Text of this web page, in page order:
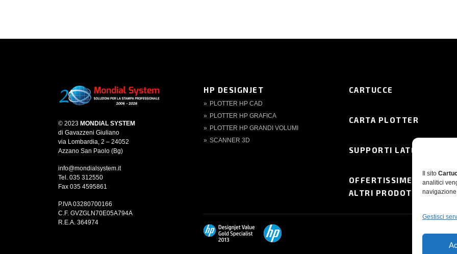
Il sito
analitici
Gestisci
© 2023 MONDIAL SYSTEM
di Gavazzeni Giuliano
via Lombardia, 2 – 24052
Azzano San Paolo (Bg)
info@mondialsystem.it
Tel. 035 312550
Fax 035 4595861
P.IVA 03280700166
C.F. GVZGLN70E05A794A
R.E.A. 364974
HP DESIGNJET
PLOTTER HP CAD
PLOTTER HP GRAFICA
PLOTTER HP GRANDI VOLUMI
SCANNER 3D
CARTUCCE
CARTA PLOTTER
SUPPORTI LATEX
OFFERTISSIME
ALTRI PRODOTTI